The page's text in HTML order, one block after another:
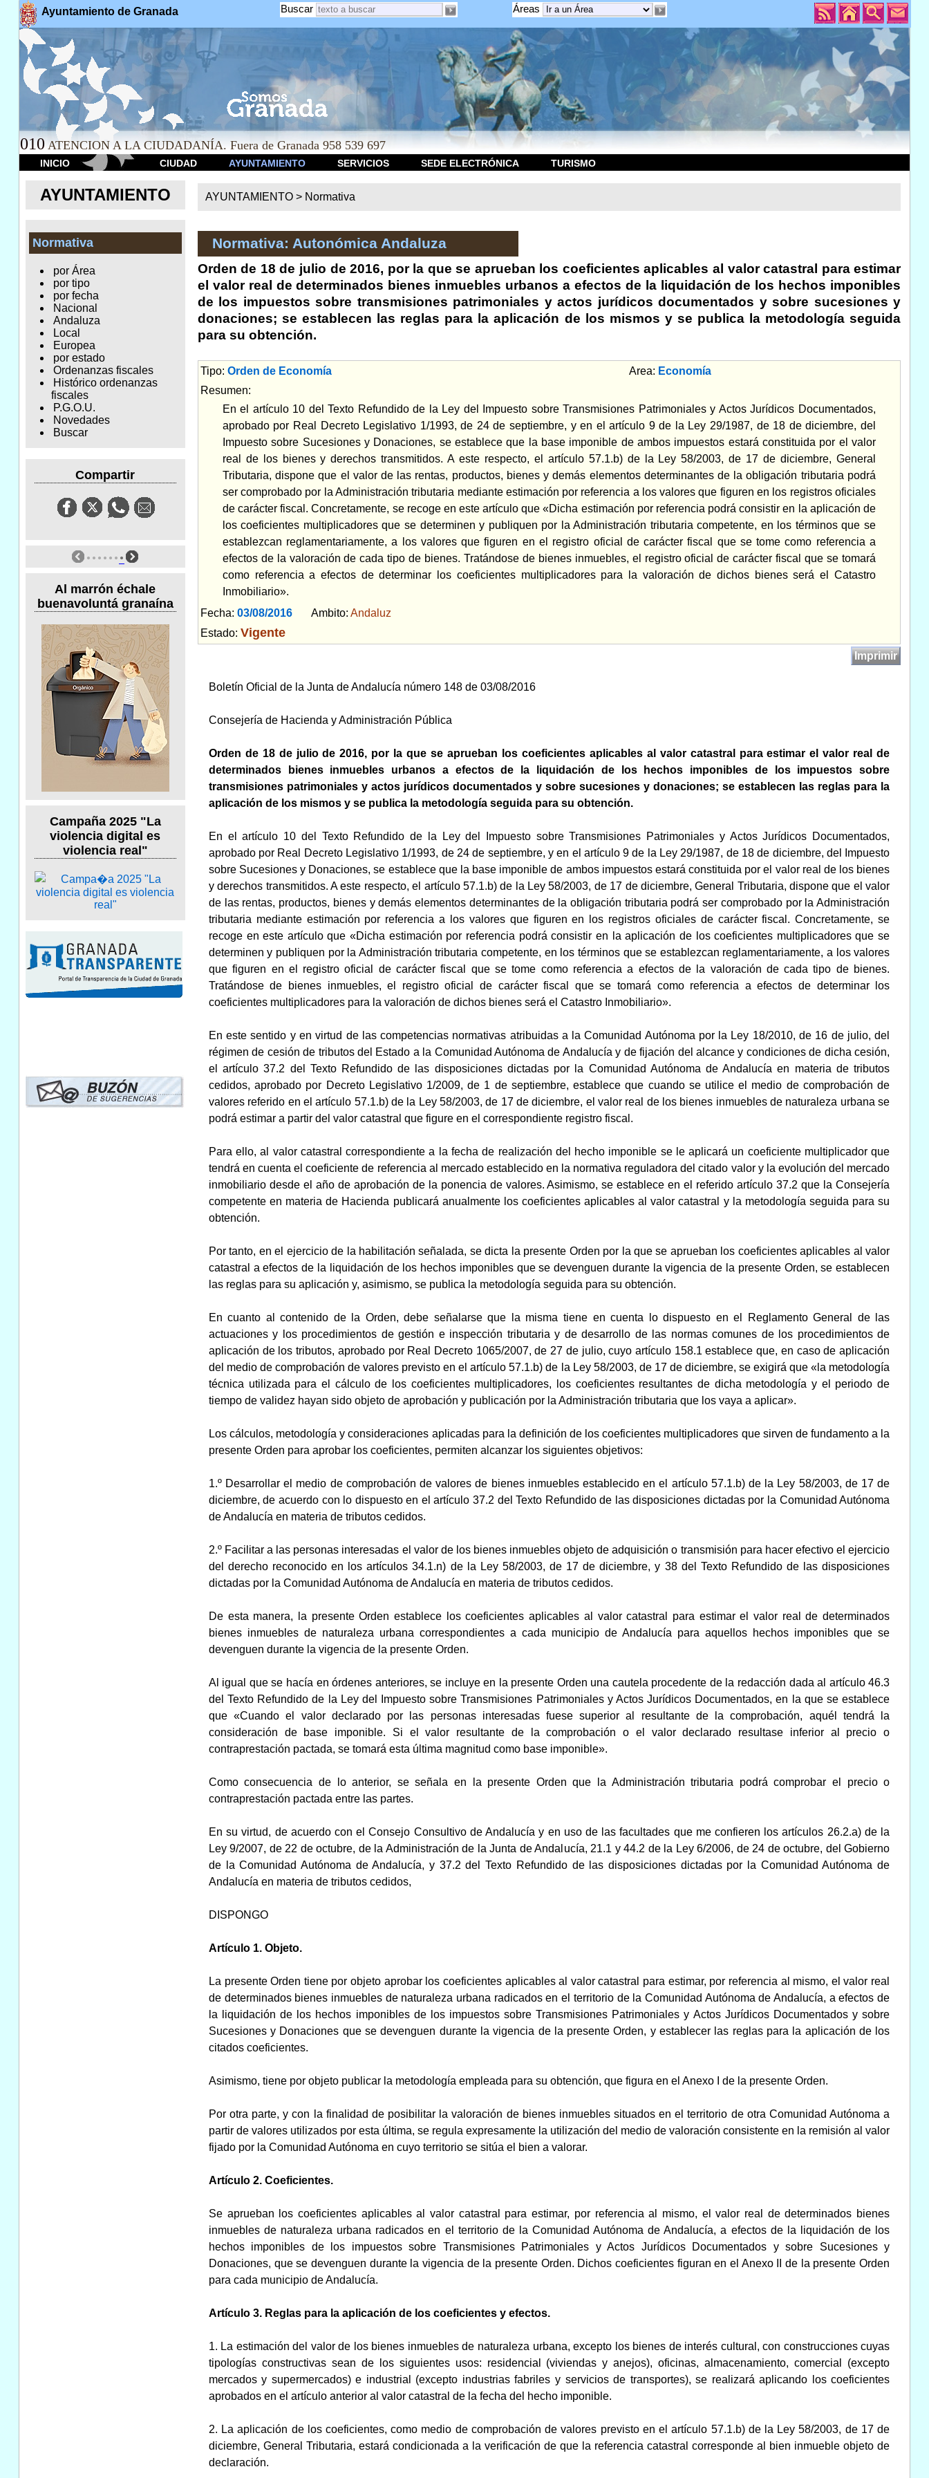
Ayuntamiento de Granada Áreas
Buscar
010 ATENCION A LA CIUDADANÍA. Fuera de Granada 958 539 697
INICIO CIUDAD AYUNTAMIENTO SERVICIOS SEDE ELECTRÓNICA TURISMO
AYUNTAMIENTO
Normativa
por Área
por tipo
por fecha
Nacional
Andaluza
Local
Europea
por estado
Ordenanzas fiscales
Histórico ordenanzas
fiscales
P.G.O.U.
Novedades
Buscar
Compartir
Al marrón échale
buenavoluntá granaína
Campaña 2025 "La
violencia digital es
violencia real"
AYUNTAMIENTO > Normativa
Normativa: Autonómica Andaluza
Orden de 18 de julio de 2016, por la que se aprueban los coeficientes aplicables al valor catastral para estimar
el valor real de determinados bienes inmuebles urbanos a efectos de la liquidación de los hechos imponibles
de los impuestos sobre transmisiones patrimoniales y actos jurídicos documentados y sobre sucesiones y
donaciones; se establecen las reglas para la aplicación de los mismos y se publica la metodología seguida
para su obtención.
Tipo: Orden de Economía Area: Economía
Resumen:
En el artículo 10 del Texto Refundido de la Ley del Impuesto sobre Transmisiones Patrimoniales y Actos Jurídicos Documentados,
aprobado por Real Decreto Legislativo 1/1993, de 24 de septiembre, y en el artículo 9 de la Ley 29/1987, de 18 de diciembre, del
Impuesto sobre Sucesiones y Donaciones, se establece que la base imponible de ambos impuestos estará constituida por el valor
real de los bienes y derechos transmitidos. A este respecto, el artículo 57.1.b) de la Ley 58/2003, de 17 de diciembre, General
Tributaria, dispone que el valor de las rentas, productos, bienes y demás elementos determinantes de la obligación tributaria podrá
ser comprobado por la Administración tributaria mediante estimación por referencia a los valores que figuren en los registros oficiales
de carácter fiscal. Concretamente, se recoge en este artículo que «Dicha estimación por referencia podrá consistir en la aplicación de
los coeficientes multiplicadores que se determinen y publiquen por la Administración tributaria competente, en los términos que se
establezcan reglamentariamente, a los valores que figuren en el registro oficial de carácter fiscal que se tome como referencia a
efectos de la valoración de cada tipo de bienes. Tratándose de bienes inmuebles, el registro oficial de carácter fiscal que se tomará
como referencia a efectos de determinar los coeficientes multiplicadores para la valoración de dichos bienes será el Catastro
Inmobiliario».
Fecha: 03/08/2016Ambito: Andaluz
Estado: Vigente
Imprimir
Boletín Oficial de la Junta de Andalucía número 148 de 03/08/2016
Consejería de Hacienda y Administración Pública
Orden de 18 de julio de 2016, por la que se aprueban los coeficientes aplicables al valor catastral para estimar el valor real de
determinados bienes inmuebles urbanos a efectos de la liquidación de los hechos imponibles de los impuestos sobre
transmisiones patrimoniales y actos jurídicos documentados y sobre sucesiones y donaciones; se establecen las reglas para la
aplicación de los mismos y se publica la metodología seguida para su obtención.
En el artículo 10 del Texto Refundido de la Ley del Impuesto sobre Transmisiones Patrimoniales y Actos Jurídicos Documentados,
aprobado por Real Decreto Legislativo 1/1993, de 24 de septiembre, y en el artículo 9 de la Ley 29/1987, de 18 de diciembre, del Impuesto
sobre Sucesiones y Donaciones, se establece que la base imponible de ambos impuestos estará constituida por el valor real de los bienes
y derechos transmitidos. A este respecto, el artículo 57.1.b) de la Ley 58/2003, de 17 de diciembre, General Tributaria, dispone que el valor
de las rentas, productos, bienes y demás elementos determinantes de la obligación tributaria podrá ser comprobado por la Administración
tributaria mediante estimación por referencia a los valores que figuren en los registros oficiales de carácter fiscal. Concretamente, se
recoge en este artículo que «Dicha estimación por referencia podrá consistir en la aplicación de los coeficientes multiplicadores que se
determinen y publiquen por la Administración tributaria competente, en los términos que se establezcan reglamentariamente, a los valores
que figuren en el registro oficial de carácter fiscal que se tome como referencia a efectos de la valoración de cada tipo de bienes.
Tratándose de bienes inmuebles, el registro oficial de carácter fiscal que se tomará como referencia a efectos de determinar los
coeficientes multiplicadores para la valoración de dichos bienes será el Catastro Inmobiliario».
En este sentido y en virtud de las competencias normativas atribuidas a la Comunidad Autónoma por la Ley 18/2010, de 16 de julio, del
régimen de cesión de tributos del Estado a la Comunidad Autónoma de Andalucía y de fijación del alcance y condiciones de dicha cesión,
el artículo 37.2 del Texto Refundido de las disposiciones dictadas por la Comunidad Autónoma de Andalucía en materia de tributos
cedidos, aprobado por Decreto Legislativo 1/2009, de 1 de septiembre, establece que cuando se utilice el medio de comprobación de
valores referido en el artículo 57.1.b) de la Ley 58/2003, de 17 de diciembre, el valor real de los bienes inmuebles de naturaleza urbana se
podrá estimar a partir del valor catastral que figure en el correspondiente registro fiscal.
Para ello, al valor catastral correspondiente a la fecha de realización del hecho imponible se le aplicará un coeficiente multiplicador que
tendrá en cuenta el coeficiente de referencia al mercado establecido en la normativa reguladora del citado valor y la evolución del mercado
inmobiliario desde el año de aprobación de la ponencia de valores. Asimismo, se establece en el referido artículo 37.2 que la Consejería
competente en materia de Hacienda publicará anualmente los coeficientes aplicables al valor catastral y la metodología seguida para su
obtención.
Por tanto, en el ejercicio de la habilitación señalada, se dicta la presente Orden por la que se aprueban los coeficientes aplicables al valor
catastral a efectos de la liquidación de los hechos imponibles que se devenguen durante la vigencia de la presente Orden, se establecen
las reglas para su aplicación y, asimismo, se publica la metodología seguida para su obtención.
En cuanto al contenido de la Orden, debe señalarse que la misma tiene en cuenta lo dispuesto en el Reglamento General de las
actuaciones y los procedimientos de gestión e inspección tributaria y de desarrollo de las normas comunes de los procedimientos de
aplicación de los tributos, aprobado por Real Decreto 1065/2007, de 27 de julio, cuyo artículo 158.1 establece que, en caso de aplicación
del medio de comprobación de valores previsto en el artículo 57.1.b) de la Ley 58/2003, de 17 de diciembre, se exigirá que «la metodología
técnica utilizada para el cálculo de los coeficientes multiplicadores, los coeficientes resultantes de dicha metodología y el periodo de
tiempo de validez hayan sido objeto de aprobación y publicación por la Administración tributaria que los vaya a aplicar».
Los cálculos, metodología y consideraciones aplicadas para la definición de los coeficientes multiplicadores que sirven de fundamento a la
presente Orden para aprobar los coeficientes, permiten alcanzar los siguientes objetivos:
1.º Desarrollar el medio de comprobación de valores de bienes inmuebles establecido en el artículo 57.1.b) de la Ley 58/2003, de 17 de
diciembre, de acuerdo con lo dispuesto en el artículo 37.2 del Texto Refundido de las disposiciones dictadas por la Comunidad Autónoma
de Andalucía en materia de tributos cedidos.
2.º Facilitar a las personas interesadas el valor de los bienes inmuebles objeto de adquisición o transmisión para hacer efectivo el ejercicio
del derecho reconocido en los artículos 34.1.n) de la Ley 58/2003, de 17 de diciembre, y 38 del Texto Refundido de las disposiciones
dictadas por la Comunidad Autónoma de Andalucía en materia de tributos cedidos.
De esta manera, la presente Orden establece los coeficientes aplicables al valor catastral para estimar el valor real de determinados
bienes inmuebles de naturaleza urbana correspondientes a cada municipio de Andalucía para aquellos hechos imponibles que se
devenguen durante la vigencia de la presente Orden.
Al igual que se hacía en órdenes anteriores, se incluye en la presente Orden una cautela procedente de la redacción dada al artículo 46.3
del Texto Refundido de la Ley del Impuesto sobre Transmisiones Patrimoniales y Actos Jurídicos Documentados, en la que se establece
que «Cuando el valor declarado por las personas interesadas fuese superior al resultante de la comprobación, aquél tendrá la
consideración de base imponible. Si el valor resultante de la comprobación o el valor declarado resultase inferior al precio o
contraprestación pactada, se tomará esta última magnitud como base imponible».
Como consecuencia de lo anterior, se señala en la presente Orden que la Administración tributaria podrá comprobar el precio o
contraprestación pactada entre las partes.
En su virtud, de acuerdo con el Consejo Consultivo de Andalucía y en uso de las facultades que me confieren los artículos 26.2.a) de la
Ley 9/2007, de 22 de octubre, de la Administración de la Junta de Andalucía, 21.1 y 44.2 de la Ley 6/2006, de 24 de octubre, del Gobierno
de la Comunidad Autónoma de Andalucía, y 37.2 del Texto Refundido de las disposiciones dictadas por la Comunidad Autónoma de
Andalucía en materia de tributos cedidos,
DISPONGO
Artículo 1. Objeto.
La presente Orden tiene por objeto aprobar los coeficientes aplicables al valor catastral para estimar, por referencia al mismo, el valor real
de determinados bienes inmuebles de naturaleza urbana radicados en el territorio de la Comunidad Autónoma de Andalucía, a efectos de
la liquidación de los hechos imponibles de los impuestos sobre Transmisiones Patrimoniales y Actos Jurídicos Documentados y sobre
Sucesiones y Donaciones que se devenguen durante la vigencia de la presente Orden, y establecer las reglas para la aplicación de los
citados coeficientes.
Asimismo, tiene por objeto publicar la metodología empleada para su obtención, que figura en el Anexo I de la presente Orden.
Por otra parte, y con la finalidad de posibilitar la valoración de bienes inmuebles situados en el territorio de otra Comunidad Autónoma a
partir de valores utilizados por esta última, se regula expresamente la utilización del medio de valoración consistente en la remisión al valor
fijado por la Comunidad Autónoma en cuyo territorio se sitúa el bien a valorar.
Artículo 2. Coeficientes.
Se aprueban los coeficientes aplicables al valor catastral para estimar, por referencia al mismo, el valor real de determinados bienes
inmuebles de naturaleza urbana radicados en el territorio de la Comunidad Autónoma de Andalucía, a efectos de la liquidación de los
hechos imponibles de los impuestos sobre Transmisiones Patrimoniales y Actos Jurídicos Documentados y sobre Sucesiones y
Donaciones, que se devenguen durante la vigencia de la presente Orden. Dichos coeficientes figuran en el Anexo II de la presente Orden
para cada municipio de Andalucía.
Artículo 3. Reglas para la aplicación de los coeficientes y efectos.
1. La estimación del valor de los bienes inmuebles de naturaleza urbana, excepto los bienes de interés cultural, con construcciones cuyas
tipologías constructivas sean de los siguientes usos: residencial (viviendas y anejos), oficinas, almacenamiento, comercial (excepto
mercados y supermercados) e industrial (excepto industrias fabriles y servicios de transportes), se realizará aplicando los coeficientes
aprobados en el artículo anterior al valor catastral de la fecha del hecho imponible.
2. La aplicación de los coeficientes, como medio de comprobación de valores previsto en el artículo 57.1.b) de la Ley 58/2003, de 17 de
diciembre, General Tributaria, estará condicionada a la verificación de que la referencia catastral corresponde al bien inmueble objeto de
declaración.